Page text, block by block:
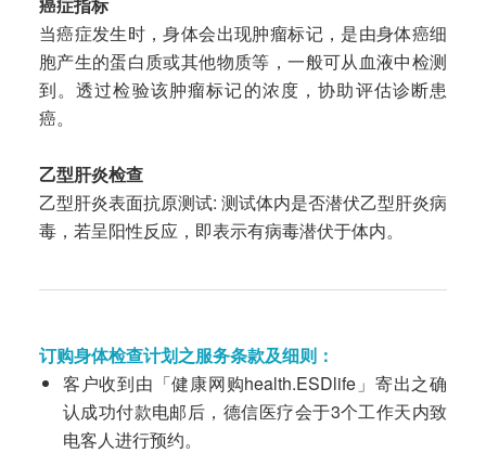
当癌症发生时，身体会出现肿瘤标记，是由身体癌细
胞产生的蛋白质或其他物质等，一般可从血液中检测
到。透过检验该肿瘤标记的浓度，协助评估诊断患
癌。
乙型肝炎检查
乙型肝炎表面抗原测试: 测试体内是否潜伏乙型肝炎病
毒，若呈阳性反应，即表示有病毒潜伏于体内。
订购身体检查计划之服务条款及细则：
客户收到由「健康网购health.ESDlife」寄出之确
认成功付款电邮后，德信医疗会于3个工作天内致
电客人进行预约。